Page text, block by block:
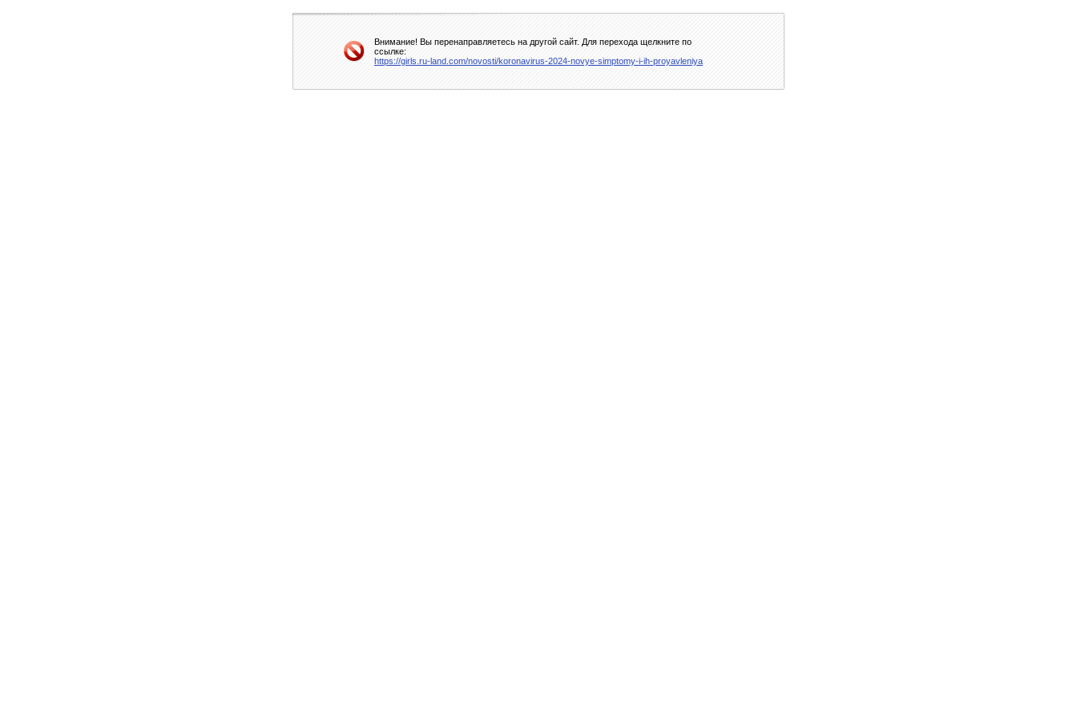
Внимание! Вы перенаправляетесь на другой сайт. Для перехода щелкните по
ссылке:
https://girls.ru-land.com/novosti/koronavirus-2024-novye-simptomy-i-ih-proyavleniya